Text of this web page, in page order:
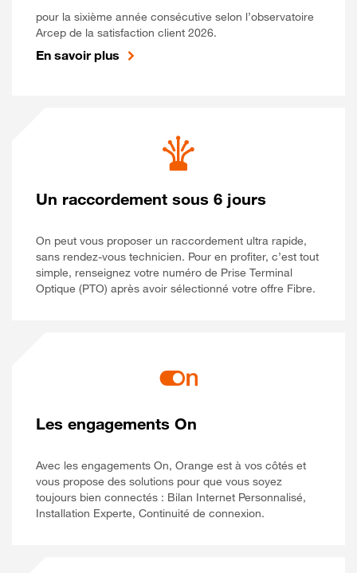
pour la sixième année consécutive selon l’observatoire
Arcep de la satisfaction client 2026.
En savoir plus
Un raccordement sous 6 jours
On peut vous proposer un raccordement ultra rapide,
sans rendez-vous technicien. Pour en profiter, c’est tout
simple, renseignez votre numéro de Prise Terminal
Optique (PTO) après avoir sélectionné votre offre Fibre.
Les engagements On
Avec les engagements On, Orange est à vos côtés et
vous propose des solutions pour que vous soyez
toujours bien connectés : Bilan Internet Personnalisé,
Installation Experte, Continuité de connexion.